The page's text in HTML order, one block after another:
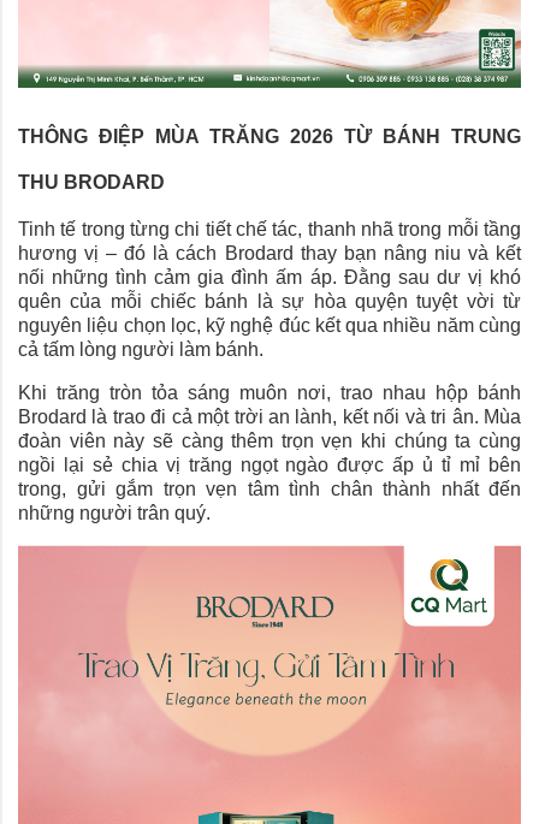
THÔNG ĐIỆP MÙA TRĂNG 2026 TỪ BÁNH TRUNG
THU BRODARD
Tinh tế trong từng chi tiết chế tác, thanh nhã trong mỗi tầng
hương vị – đó là cách Brodard thay bạn nâng niu và kết
nối những tình cảm gia đình ấm áp. Đằng sau dư vị khó
quên của mỗi chiếc bánh là sự hòa quyện tuyệt vời từ
nguyên liệu chọn lọc, kỹ nghệ đúc kết qua nhiều năm cùng
cả tấm lòng người làm bánh.
Khi trăng tròn tỏa sáng muôn nơi, trao nhau hộp bánh
Brodard là trao đi cả một trời an lành, kết nối và tri ân. Mùa
đoàn viên này sẽ càng thêm trọn vẹn khi chúng ta cùng
ngồi lại sẻ chia vị trăng ngọt ngào được ấp ủ tỉ mỉ bên
trong, gửi gắm trọn vẹn tâm tình chân thành nhất đến
những người trân quý.